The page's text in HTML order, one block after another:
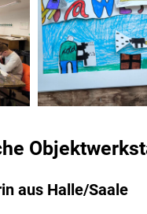
aus Halle/Saale